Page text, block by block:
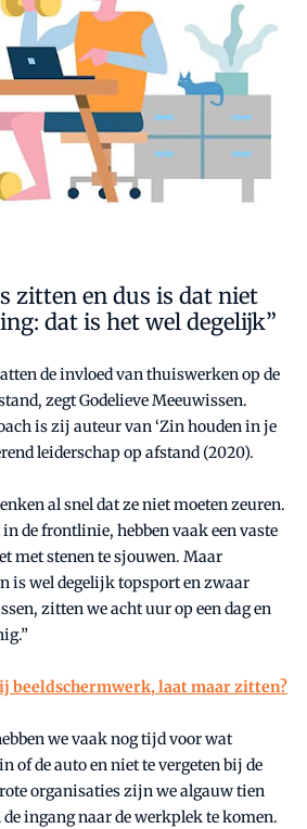
zitten en dus is dat niet
dat is het wel degelijk”
de invloed van thuiswerken op de
zegt Godelieve Meeuwissen.
is zij auteur van ‘Zin houden in je
leiderschap op afstand (2020).
al snel dat ze niet moeten zeuren.
de frontlinie, hebben vaak een vaste
met stenen te sjouwen. Maar
is wel degelijk topsport en zwaar
zitten we acht uur op een dag en
beeldschermwerk, laat maar zitten?
we vaak nog tijd voor wat
of de auto en niet te vergeten bij de
organisaties zijn we algauw tien
ingang naar de werkplek te komen.